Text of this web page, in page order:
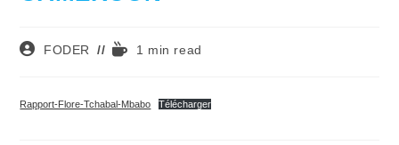
Auteur/autrice
publication :
FODER
Temps1 min read
Rapport-Flore-Tchabal-Mbabo Télécharger